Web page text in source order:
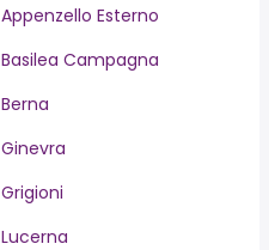
Appenzello Esterno
Basilea Campagna
Berna
Ginevra
Grigioni
Lucerna